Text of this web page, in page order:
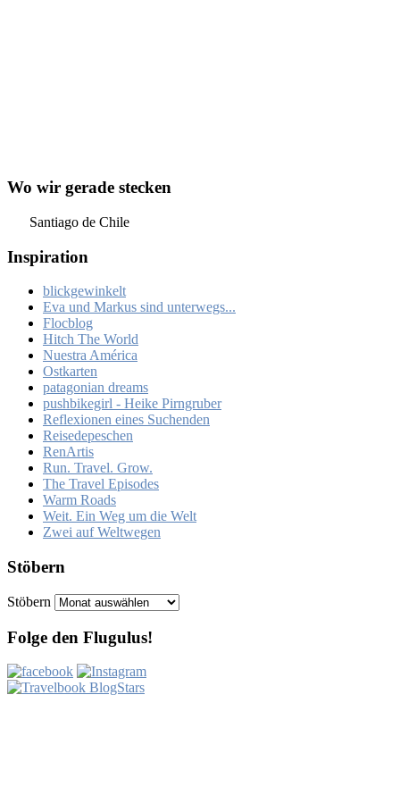
Wo wir gerade stecken
Santiago de Chile
Inspiration
blickgewinkelt
Eva und Markus sind unterwegs...
Flocblog
Hitch The World
Nuestra América
Ostkarten
patagonian dreams
pushbikegirl - Heike Pirngruber
Reflexionen eines Suchenden
Reisedepeschen
RenArtis
Run. Travel. Grow.
The Travel Episodes
Warm Roads
Weit. Ein Weg um die Welt
Zwei auf Weltwegen
Stöbern
Stöbern
Folge den Flugulus!